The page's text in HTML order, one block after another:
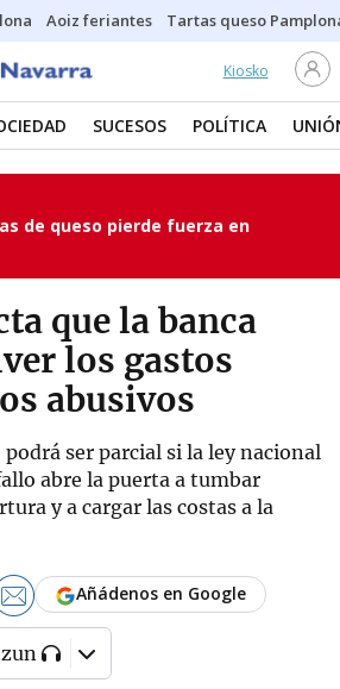
Aoiz feriantes Tartas queso
Kiosko
SUCESOS POLÍTICA
de queso pierde fuerza en
que la banca
los gastos
abusivos
ser parcial si la ley nacional
abre la puerta a tumbar
y a cargar las costas a la
Añádenos en Google